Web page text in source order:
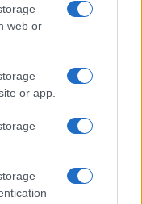
web or
or app.